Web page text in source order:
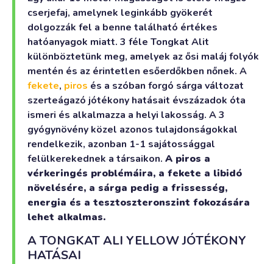
cserjefaj, amelynek leginkább gyökerét
dolgozzák fel a benne található értékes
hatóanyagok miatt. 3 féle Tongkat Alit
különböztetünk meg, amelyek az ősi maláj folyók
mentén és az érintetlen esőerdőkben nőnek. A
fekete, piros és a szóban forgó sárga változat
szerteágazó jótékony hatásait évszázadok óta
ismeri és alkalmazza a helyi lakosság. A 3
gyógynövény közel azonos tulajdonságokkal
rendelkezik, azonban 1-1 sajátossággal
felülkerekednek a társaikon. A piros a
vérkeringés problémáira, a fekete a libidó
növelésére, a sárga pedig a frissesség,
energia és a tesztoszteronszint fokozására
lehet alkalmas.
A TONGKAT ALI YELLOW JÓTÉKONY
HATÁSAI